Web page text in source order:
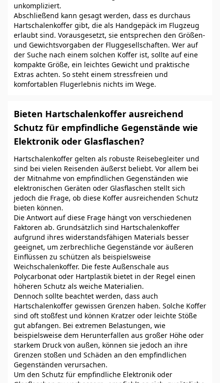
unkompliziert.
Abschließend kann gesagt werden, dass es durchaus
Hartschalenkoffer gibt, die als Handgepäck im Flugzeug
erlaubt sind. Vorausgesetzt, sie entsprechen den Größen-
und Gewichtsvorgaben der Fluggesellschaften. Wer auf
der Suche nach einem solchen Koffer ist, sollte auf eine
kompakte Größe, ein leichtes Gewicht und praktische
Extras achten. So steht einem stressfreien und
komfortablen Flugerlebnis nichts im Wege.
Bieten Hartschalenkoffer ausreichend
Schutz für empfindliche Gegenstände wie
Elektronik oder Glasflaschen?
Hartschalenkoffer gelten als robuste Reisebegleiter und
sind bei vielen Reisenden äußerst beliebt. Vor allem bei
der Mitnahme von empfindlichen Gegenständen wie
elektronischen Geräten oder Glasflaschen stellt sich
jedoch die Frage, ob diese Koffer ausreichenden Schutz
bieten können.
Die Antwort auf diese Frage hängt von verschiedenen
Faktoren ab. Grundsätzlich sind Hartschalenkoffer
aufgrund ihres widerstandsfähigen Materials besser
geeignet, um zerbrechliche Gegenstände vor äußeren
Einflüssen zu schützen als beispielsweise
Weichschalenkoffer. Die feste Außenschale aus
Polycarbonat oder Hartplastik bietet in der Regel einen
höheren Schutz als weiche Materialien.
Dennoch sollte beachtet werden, dass auch
Hartschalenkoffer gewissen Grenzen haben. Solche Koffer
sind oft stoßfest und können Kratzer oder leichte Stöße
gut abfangen. Bei extremen Belastungen, wie
beispielsweise dem Herunterfallen aus großer Höhe oder
starkem Druck von außen, können sie jedoch an ihre
Grenzen stoßen und Schäden an den empfindlichen
Gegenständen verursachen.
Um den Schutz für empfindliche Elektronik oder